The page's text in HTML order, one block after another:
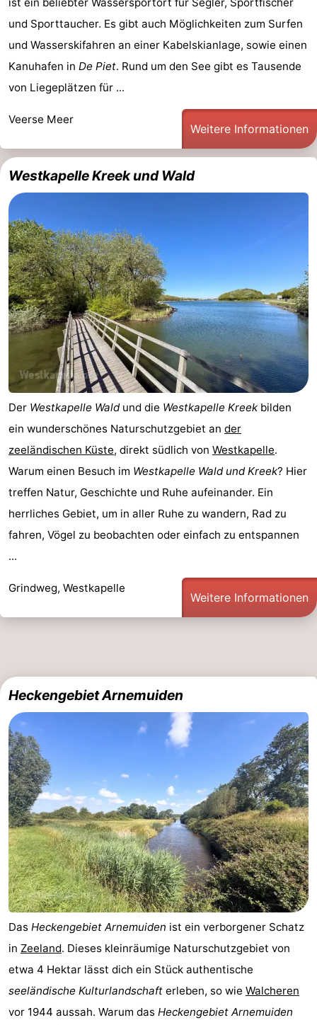
und Sporttaucher. Es gibt auch Möglichkeiten zum Surfen
und Wasserskifahren an einer Kabelskianlage, sowie einen
Kanuhafen in De Piet. Rund um den See gibt es Tausende
von Liegeplätzen für ...
Veerse Meer
Weitere Informationen
Westkapelle Kreek und Wald
Der Westkapelle Waldund die Westkapelle Kreek bilden
ein wunderschönes Naturschutzgebiet an der
zeeländischen Küste, direkt südlich von Westkapelle.
Warum einen Besuch im Westkapelle Wald und Kreek? Hier
treffen Natur, Geschichte und Ruhe aufeinander. Ein
herrliches Gebiet, um in aller Ruhe zu wandern, Rad zu
fahren, Vögel zu beobachten oder einfach zu entspannen
...
Grindweg, Westkapelle
Weitere Informationen
Heckengebiet Arnemuiden
Das Heckengebiet Arnemuiden ist ein verborgener Schatz
in Zeeland. Dieses kleinräumige Naturschutzgebiet von
etwa 4 Hektar lässt dich ein Stück authentische
seeländische Kulturlandschaft erleben, so wie Walcheren
vor 1944 aussah. Warum das Heckengebiet Arnemuiden